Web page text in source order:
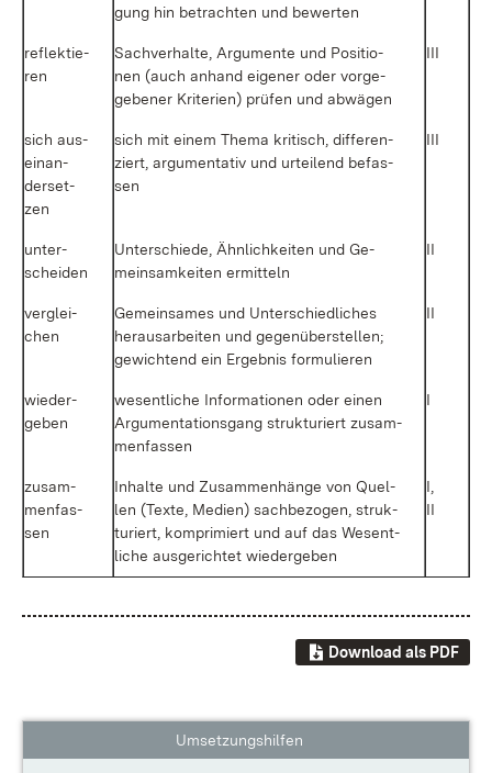
gung hin be­trach­ten und be­wer­ten
re­flek­tie­
ren
Sach­ver­hal­te, Ar­gu­men­te und Po­si­tio­
nen (auch an­hand ei­ge­ner oder vor­ge­
ge­be­ner Kri­te­ri­en) prü­fen und ab­wä­gen
III
sich aus­
ein­an­
der­set­
zen
sich mit ei­nem The­ma kri­tisch, dif­fe­ren­
ziert, ar­gu­men­ta­tiv und ur­tei­lend be­fas­
sen
III
un­ter­
schei­den
Un­ter­schie­de, Ähn­lich­kei­ten und Ge­
mein­sam­kei­ten er­mit­teln
II
ver­glei­
chen
Ge­mein­sa­mes und Un­ter­schied­li­ches
her­aus­ar­bei­ten und ge­gen­über­stel­len;
ge­wich­tend ein Er­geb­nis for­mu­lie­ren
II
wie­der­
ge­ben
we­sent­li­che In­for­ma­tio­nen oder ei­nen
Ar­gu­men­ta­ti­ons­gang struk­tu­riert zu­sam­
men­fas­sen
I
zu­sam­
men­fas­
sen
In­hal­te und Zu­sam­men­hän­ge von Quel­
len (Tex­te, Me­di­en) sach­be­zo­gen, struk­
tu­riert, kom­pri­miert und auf das We­sent­
li­che aus­ge­rich­tet wie­der­ge­ben
I,
II
Download als PDF
Umsetzungshilfen